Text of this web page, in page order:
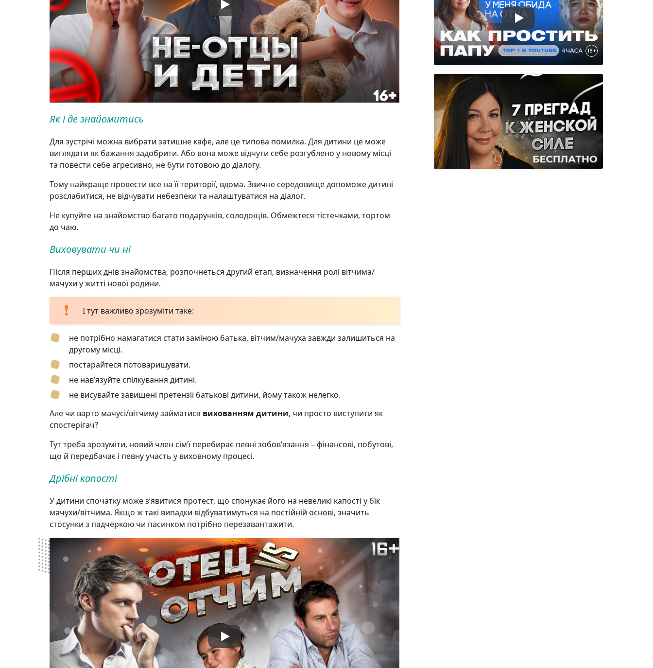
Як і де знайомитись
Для зустрічі можна вибрати затишне кафе, але це типова помилка. Для дитини це може
виглядати як бажання задобрити. Або вона може відчути себе розгублено у новому місці
та повести себе агресивно, не бути готовою до діалогу.
Тому найкраще провести все на її території, вдома. Звичне середовище допоможе дитині
розслабитися, не відчувати небезпеки та налаштуватися на діалог.
Не купуйте на знайомство багато подарунків, солодощів. Обмежтеся тістечками, тортом
до чаю.
Виховувати чи ні
Після перших днів знайомства, розпочнеться другий етап, визначення ролі вітчима/
мачухи у житті нової родини.
І тут важливо зрозуміти таке:
не потрібно намагатися стати заміною батька, вітчим/мачуха завжди залишиться на
другому місці.
постарайтеся потоваришувати.
не нав’язуйте спілкування дитині.
не висувайте завищені претензії батькові дитини, йому також нелегко.
Але чи варто мачусі/вітчиму займатися вихованням дитини, чи просто виступити як
спостерігач?
Тут треба зрозуміти, новий член сім’ї перебирає певні зобов’язання – фінансові, побутові,
що й передбачає і певну участь у виховному процесі.
Дрібні капості
У дитини спочатку може з’явитися протест, що спонукає його на невеликі капості у бік
мачухи/вітчима. Якщо ж такі випадки відбуватимуться на постійній основі, значить
стосунки з падчеркою чи пасинком потрібно перезавантажити.